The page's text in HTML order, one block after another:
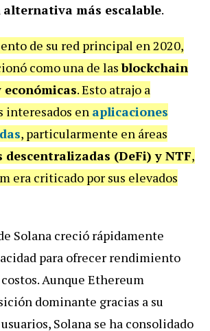
alternativa más escalable.
de su red principal en 2020,
como una de lasblockchain
. Esto atrajo a
interesados en aplicaciones
, particularmente en áreas
descentralizadas (DeFi) y NTF,
era criticado por sus elevados
Solana creció rápidamente
para ofrecer rendimiento
Aunque Ethereum
dominante gracias a su
Solana se ha consolidado